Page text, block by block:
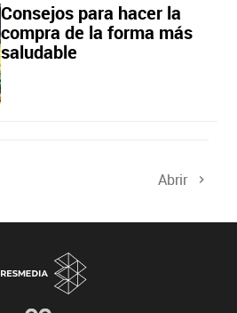
Consejos para hacer la
compra de la forma más
saludable
Abrir